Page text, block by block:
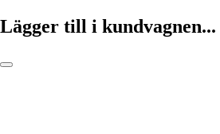
Lägger till i kundvagnen...